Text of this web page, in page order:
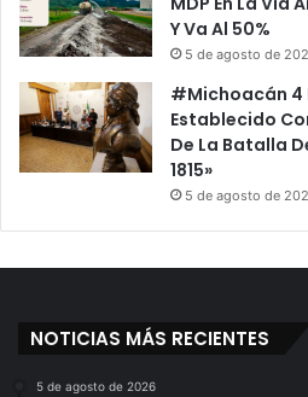
Y Va Al 50%
5 de agosto de
#Michoacán 4
Establecido
De La Batalla
1815»
5 de agosto de
NOTICIAS MÁS RECIENTES
5 de agosto de 2026